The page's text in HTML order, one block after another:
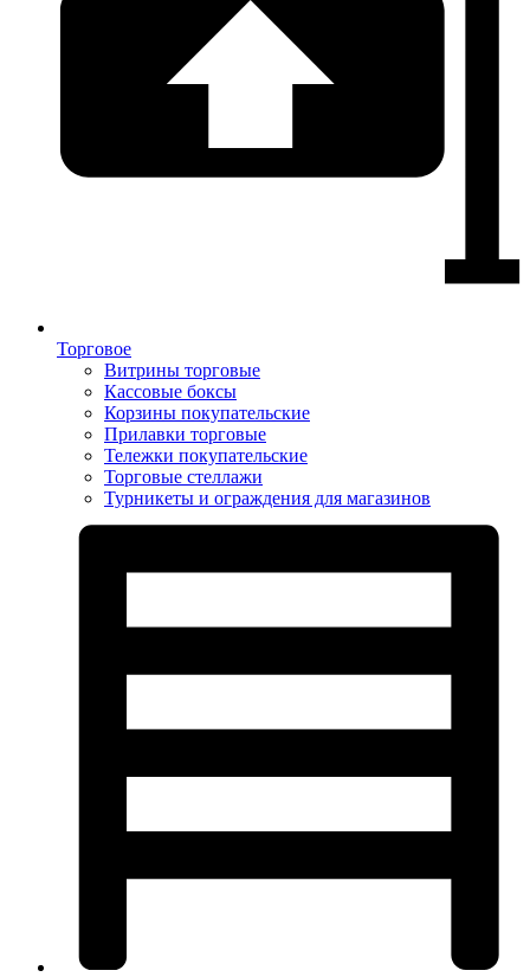
Торговое
Витрины торговые
Кассовые боксы
Корзины покупательские
Прилавки торговые
Тележки покупательские
Торговые стеллажи
Турникеты и ограждения для магазинов